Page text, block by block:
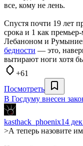
все, кому не лень.
Спустя почти 19 лет
срока и 1 как
Лебаноном и
бедности — это,
вытирают ноги хотя
+61
Посмотреть
В Госдуму внесен
kasthack_phoenix14
>А теперь назовите